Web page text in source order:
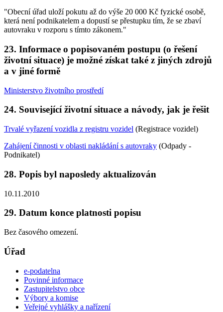
"Obecní úřad uloží pokutu až do výše 20 000 Kč fyzické osobě,
která není podnikatelem a dopustí se přestupku tím, že se zbaví
autovraku v rozporu s tímto zákonem."
23. Informace o popisovaném postupu (o řešení
životní situace) je možné získat také z jiných zdrojů
a v jiné formě
Ministerstvo životního prostředí
24. Související životní situace a návody, jak je řešit
Trvalé vyřazení vozidla z registru vozidel (Registrace vozidel)
Zahájení činnosti v oblasti nakládání s autovraky (Odpady -
Podnikatel)
28. Popis byl naposledy aktualizován
10.11.2010
29. Datum konce platnosti popisu
Bez časového omezení.
Úřad
e-podatelna
Povinné informace
Zastupitelstvo obce
Výbory a komise
Veřejné vyhlášky a nařízení